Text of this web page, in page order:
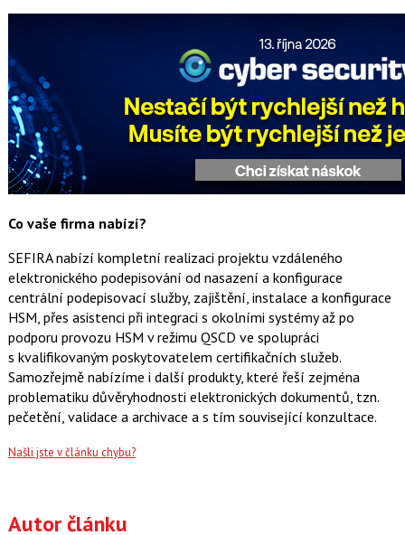
Co vaše firma nabízí?
SEFIRA nabízí kompletní realizaci projektu vzdáleného
elektronického podepisování od nasazení a konfigurace
centrální podepisovací služby, zajištění, instalace a konfigurace
HSM, přes asistenci při integraci s okolními systémy až po
podporu provozu HSM v režimu QSCD ve spolupráci
s kvalifikovaným poskytovatelem certifikačních služeb.
Samozřejmě nabízíme i další produkty, které řeší zejména
problematiku důvěryhodnosti elektronických dokumentů, tzn.
pečetění, validace a archivace a s tím související konzultace.
Našli jste v článku chybu?
Autor článku